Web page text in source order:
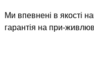
Ми впевнені в якості
гарантія на при-